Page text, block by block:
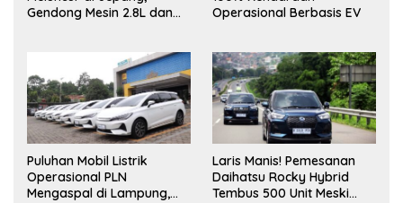
Gendong Mesin 2.8L dan
Operasional Berbasis EV
Puluhan Mobil Listrik
Operasional PLN
Mengaspal di Lampung,
Laris Manis! Pemesanan
Daihatsu Rocky Hybrid
Tembus 500 Unit Meski